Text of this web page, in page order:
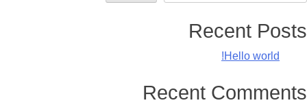
Recent Posts
Hello world!
Recent Comments